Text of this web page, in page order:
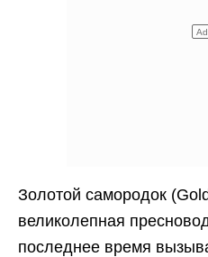
Золотой самородок
великолепная
последнее время